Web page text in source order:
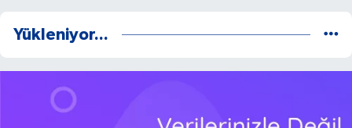
Yükleniyor...